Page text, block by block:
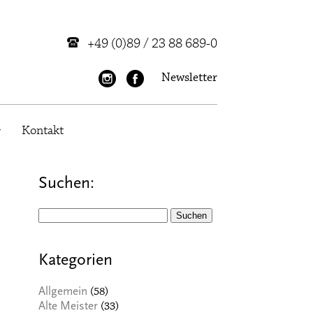
+49 (0)89 / 23 88 689-0
Newsletter
Kontakt
Suchen:
Kategorien
Allgemein (58)
Alte Meister (33)